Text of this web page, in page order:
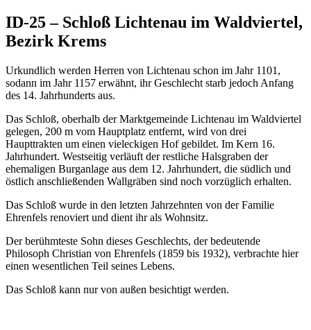
ID-25 – Schloß Lichtenau im Waldviertel,
Bezirk Krems
Urkundlich werden Herren von Lichtenau schon im Jahr 1101,
sodann im Jahr 1157 erwähnt, ihr Geschlecht starb jedoch Anfang
des 14. Jahrhunderts aus.
Das Schloß, oberhalb der Marktgemeinde Lichtenau im Waldviertel
gelegen, 200 m vom Hauptplatz entfernt, wird von drei
Haupttrakten um einen vieleckigen Hof gebildet. Im Kern 16.
Jahrhundert. Westseitig verläuft der restliche Halsgraben der
ehemaligen Burganlage aus dem 12. Jahrhundert, die südlich und
östlich anschließenden Wallgräben sind noch vorzüglich erhalten.
Das Schloß wurde in den letzten Jahrzehnten von der Familie
Ehrenfels renoviert und dient ihr als Wohnsitz.
Der berühmteste Sohn dieses Geschlechts, der bedeutende
Philosoph Christian von Ehrenfels (1859 bis 1932), verbrachte hier
einen wesentlichen Teil seines Lebens.
Das Schloß kann nur von außen besichtigt werden.